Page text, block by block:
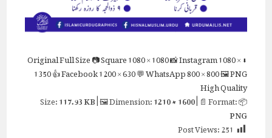
⬇ Original
Full Size📷 Square1080 × 1080📸 Instagram1080 ×
1350👍 Facebook1200 × 630💬 WhatsApp800 × 800🖼 PNG
High Quality
📦 Size:
117.93 KB| 🖼 Dimension:1210 × 1600| 📄 Format:
PNG
Post Views:251